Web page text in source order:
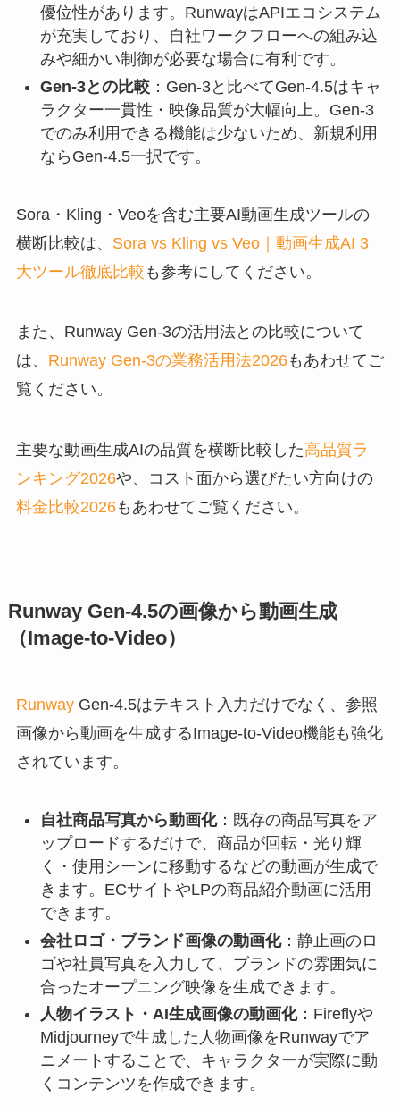
優位性があります。RunwayはAPIエコシステム
が充実しており、自社ワークフローへの組み込
みや細かい制御が必要な場合に有利です。
Gen-3との比較：Gen-3と比べてGen-4.5はキャ
ラクター一貫性・映像品質が大幅向上。Gen-3
でのみ利用できる機能は少ないため、新規利用
ならGen-4.5一択です。
Sora・Kling・Veoを含む主要AI動画生成ツールの
横断比較は、 Sora vs Kling vs Veo｜動画生成AI 3
大ツール徹底比較 も参考にしてください。
また、Runway Gen-3の活用法との比較について
は、 Runway Gen-3の業務活用法2026もあわせてご
覧ください。
主要な動画生成AIの品質を横断比較した高品質ラ
ンキング2026や、コスト面から選びたい方向けの
料金比較2026もあわせてご覧ください。
Runway Gen-4.5の画像から動画生成
（Image-to-Video）
RunwayGen-4.5はテキスト入力だけでなく、参照
画像から動画を生成するImage-to-Video機能も強化
されています。
自社商品写真から動画化：既存の商品写真をア
ップロードするだけで、商品が回転・光り輝
く・使用シーンに移動するなどの動画が生成で
きます。ECサイトやLPの商品紹介動画に活用
できます。
会社ロゴ・ブランド画像の動画化：静止画のロ
ゴや社員写真を入力して、ブランドの雰囲気に
合ったオープニング映像を生成できます。
人物イラスト・AI生成画像の動画化：Fireflyや
Midjourneyで生成した人物画像をRunwayでア
ニメートすることで、キャラクターが実際に動
くコンテンツを作成できます。